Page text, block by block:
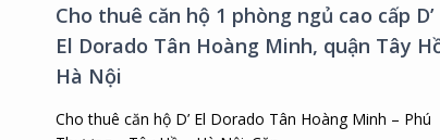
Cho thuê căn hộ 3PN tòa nhà Tân Hoàng
Minh, Đặng Thai Mai, Tây Hồ, Hà Nội
Cho thuê căn hộ ở tòa nhà D’ Le Roi Soleil – Tân Hoàng
Minh, số 2 Đặng Thai Mai, ...